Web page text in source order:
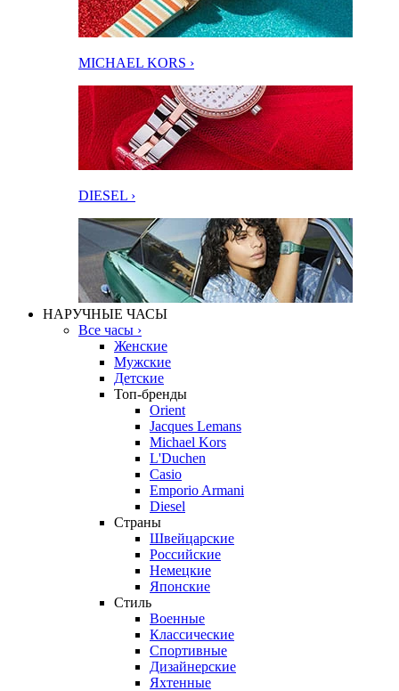
MICHAEL KORS ›
DIESEL ›
НАРУЧНЫЕ ЧАСЫ
Все часы ›
Женские
Мужские
Детские
Топ-бренды
Orient
Jacques Lemans
Michael Kors
L'Duchen
Casio
Emporio Armani
Diesel
Страны
Швейцарские
Российские
Немецкие
Японские
Стиль
Военные
Классические
Спортивные
Дизайнерские
Яхтенные